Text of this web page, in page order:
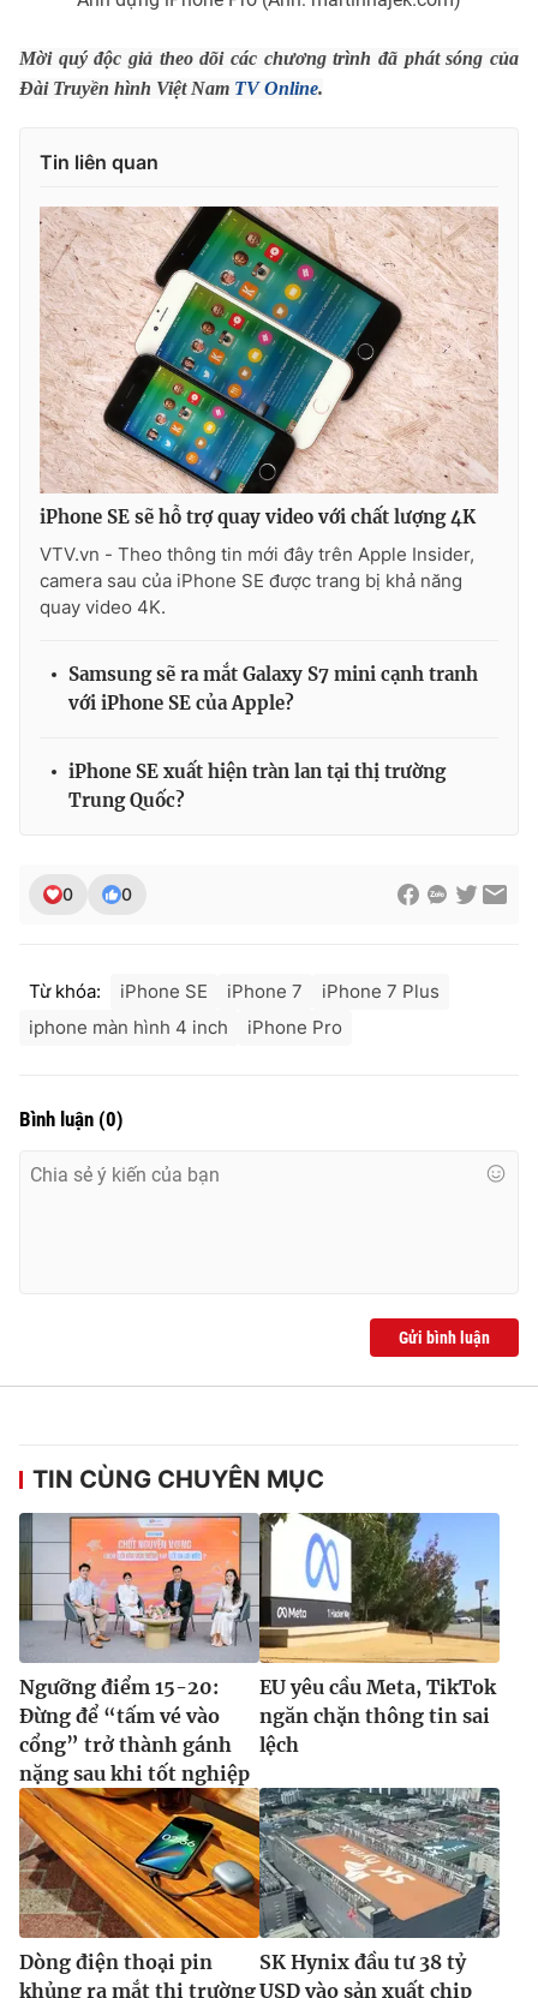
Ðiện thoại Thời báo VTV:024.66 897 897
Email:
toasoan@vtv.vn
Liên hệ quảng cáo:024-7300.7108
® Cấm sao chép dưới mọi hình thức nếu không có sự chấp
thuận bằng văn bản. Ghi rõ nguồn VTV.vn khi phát hành lại
thông tin từ website này.
Mời quý độc giả theo dõi các chương trình đã phát sóng của
Đài Truyền hình Việt Nam TV Online.
Tin liên quan
iPhone SE sẽ hỗ trợ quay video với chất lượng 4K
VTV.vn - Theo thông tin mới đây trên Apple Insider,
camera sau của iPhone SE được trang bị khả năng
quay video 4K.
Samsung sẽ ra mắt Galaxy S7 mini cạnh tranh
với iPhone SE của Apple?
iPhone SE xuất hiện tràn lan tại thị trường
Trung Quốc?
0 0
Từ khóa: iPhone SE iPhone 7
iPhone 7 Plus
iphone màn hình 4 inch
iPhone Pro
Bình luận (0)
Gửi bình luận
TIN CÙNG CHUYÊN MỤC
Ngưỡng điểm 15-20:
Đừng để “tấm vé vào
cổng” trở thành gánh
nặng sau khi tốt nghiệp
EU yêu cầu Meta, TikTok
ngăn chặn thông tin sai
lệch
Dòng điện thoại pin
khủng ra mắt thị trường
SK Hynix đầu tư 38 tỷ
USD vào sản xuất chip